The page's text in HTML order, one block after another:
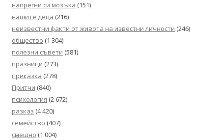
напрегни си мозъка (151)
нашите деца (216)
неизвестни факти от живота на известни личности (246)
общество (1 304)
полезни съвети (581)
празници (273)
приказка (278)
Притчи (840)
психология (2 672)
разказ (4 420)
семейство (407)
смешно (1 004)